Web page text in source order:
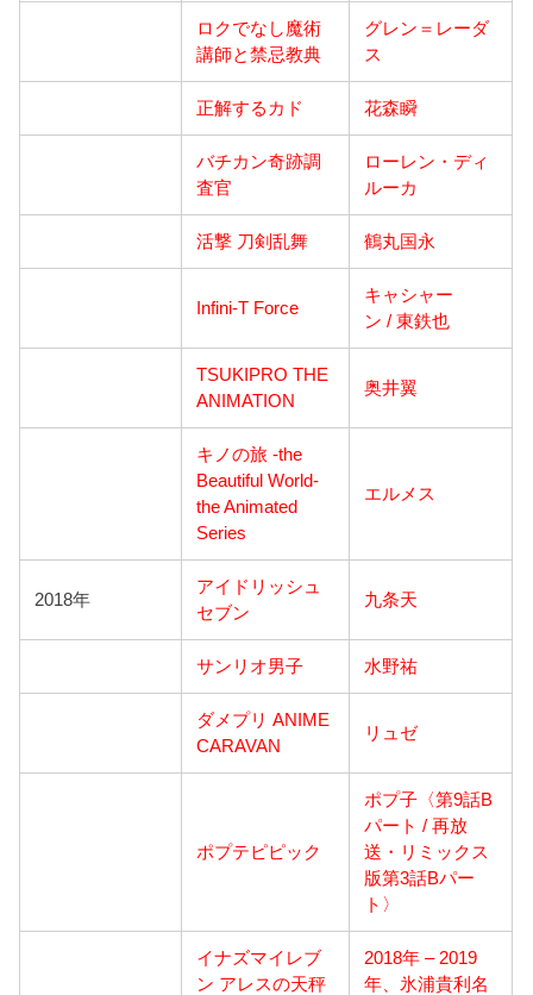
ロクでなし魔術
講師と禁忌教典
グレン＝レーダ
ス
正解するカド 花森瞬
バチカン奇跡調
査官
ローレン・ディ
ルーカ
活撃 刀剣乱舞 鶴丸国永
Infini-T Force
キャシャー
ン / 東鉄也
TSUKIPRO THE
ANIMATION
奥井翼
キノの旅 -the
Beautiful World-
the Animated
Series
エルメス
2018年
アイドリッシュ
セブン
九条天
サンリオ男子 水野祐
ダメプリ ANIME
CARAVAN
リュゼ
ポプテピピック
ポプ子〈第9話B
パート / 再放
送・リミックス
版第3話Bパー
ト〉
イナズマイレブ
ン アレスの天秤
2018年 – 2019
年、氷浦貴利名